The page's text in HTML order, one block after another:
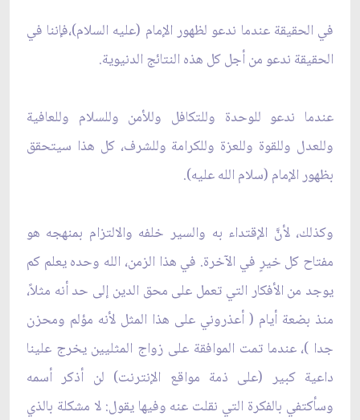
في الحقيقة عندما ندعو لظهور الإمام (عليه السلام)،فإننا في
الحقيقة ندعو من أجل كل هذه النتائج الدنيوية.
عندما ندعو للوحدة وللتكافل وللأمن وللسلام وللعافية
وللعدل وللقوة وللعزة وللكرامة وللشرف، كل هذا سيتحقق
بظهور الإمام (سلام الله عليه).
وكذلك، لأنَّ الإقتداء به والسير خلفه والالتزام بمنهجه هو
مفتاح كل خيرٍ في الآخرة. في هذا الزمن، الله وحده يعلم كم
يوجد من الأفكار التي تعمل على محق الدين إلى حد أنه مثلاً،
منذ بضعة أيام ( أعذروني على هذا المثل لأنه مؤلم ومحزن
جدا )، عندما تمت الموافقة على زواج المثليين يخرج علينا
داعية كبير (على ذمة مواقع الإنترنت) لن أذكر أسمه
وسأكتفي بالفكرة التي نقلت عنه وفيها يقول: لا مشكلة بالذي